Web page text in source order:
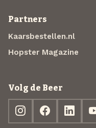
Partners
Kaarsbestellen.nl
Hopster Magazine
Volg de Beer